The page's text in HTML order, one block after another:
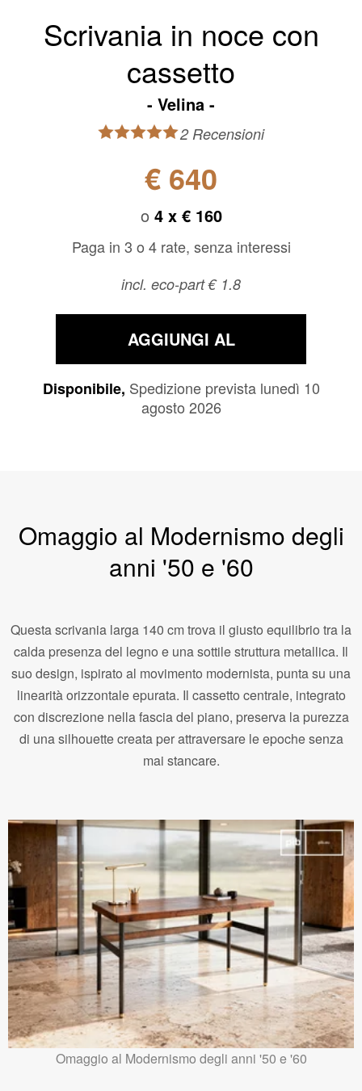
Scrivania in noce con
cassetto
Velina
2 Recensioni
€ 640
o4 x € 160
Paga in 3 o 4 rate, senza interessi
incl. eco-part € 1.8
AGGIUNGI AL
CARRELLO
Disponibile, Spedizione prevista lunedì 10
agosto 2026
Omaggio al Modernismo degli
anni '50 e '60
Questa scrivania larga 140 cm trova il giusto equilibrio tra la
calda presenza del legno e una sottile struttura metallica. Il
suo design, ispirato al movimento modernista, punta su una
linearità orizzontale epurata. Il cassetto centrale, integrato
con discrezione nella fascia del piano, preserva la purezza
di una silhouette creata per attraversare le epoche senza
mai stancare.
Omaggio al Modernismo degli anni '50 e '60